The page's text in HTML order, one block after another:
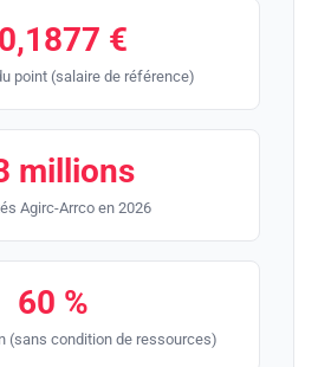
€
point (salaire de référence)
millions
Agirc-Arrco en 2026
60 %
(sans condition de ressources)